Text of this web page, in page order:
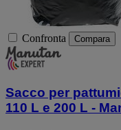
Confronta Compara
Sacco per
110 L e 200 L -